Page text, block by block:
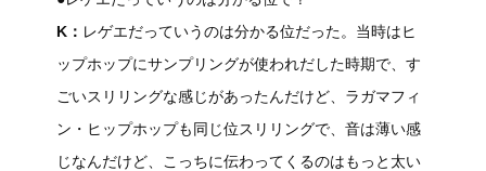
K： レゲエだっていうのは分かる位だった。当時はヒ
ップホップにサンプリングが使われだした時期で、す
ごいスリリングな感じがあったんだけど、ラガマフィ
ン・ヒップホップも同じ位スリリングで、音は薄い感
じなんだけど、こっちに伝わってくるのはもっと太い